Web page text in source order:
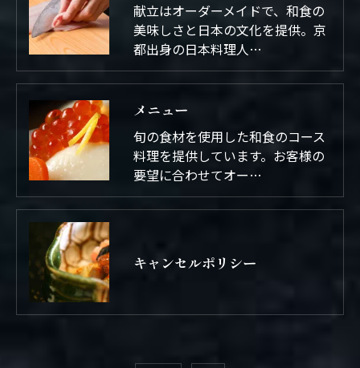
献立はオーダーメイドで、和食の
美味しさと日本の文化を提供。京
都出身の日本料理人…
メニュー
旬の食材を使用した和食のコース
料理を提供しています。お客様の
要望に合わせてオー…
キャンセルポリシー